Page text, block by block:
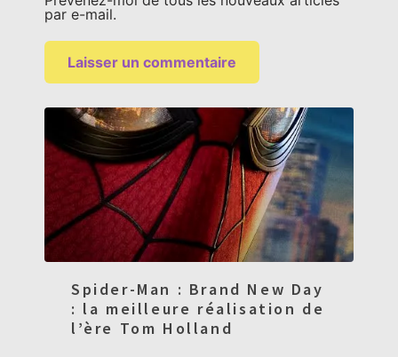
par e-mail.
Spider-Man : Brand New Day
: la meilleure réalisation de
l’ère Tom Holland